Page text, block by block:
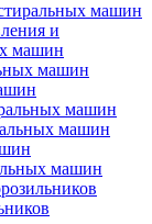
машин
и
машин
машин
машин
машин
машин